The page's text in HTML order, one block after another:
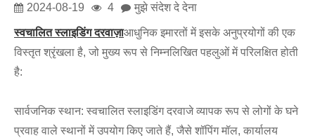
2024-08-19 4 मुझे संदेश दे देना
स्वचालित स्लाइडिंग दरवाज़ाआधुनिक इमारतों में इसके अनुप्रयोगों की एक
विस्तृत श्रृंखला है, जो मुख्य रूप से निम्नलिखित पहलुओं में परिलक्षित होती
है:
सार्वजनिक स्थान: स्वचालित स्लाइडिंग दरवाजे व्यापक रूप से लोगों के घने
प्रवाह वाले स्थानों में उपयोग किए जाते हैं, जैसे शॉपिंग मॉल, कार्यालय